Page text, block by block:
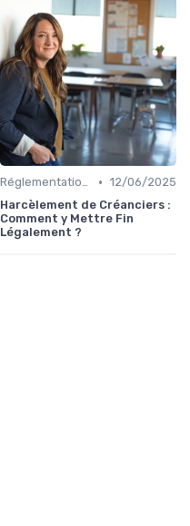
Réglementations sur le Harcèlement de Créanciers • 12/06/2025
Harcèlement de Créanciers :
Comment y Mettre Fin
Légalement ?